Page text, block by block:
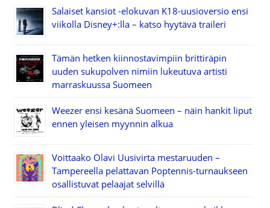
Salaiset kansiot -elokuvan K18-uusioversio ensi
viikolla Disney+:lla – katso hyytävä traileri
Tämän hetken kiinnostavimpiin brittiräpin
uuden sukupolven nimiin lukeutuva artisti
marraskuussa Suomeen
Weezer ensi kesänä Suomeen – näin hankit liput
ennen yleisen myynnin alkua
Voittaako Olavi Uusivirta mestaruuden –
Tampereella pelattavan Poptennis-turnaukseen
osallistuvat pelaajat selvillä